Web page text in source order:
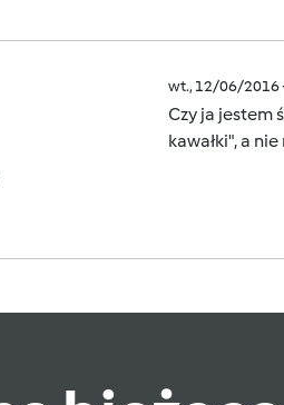
wt., 12/06/2016
Czy ja jestem
kawałki", a